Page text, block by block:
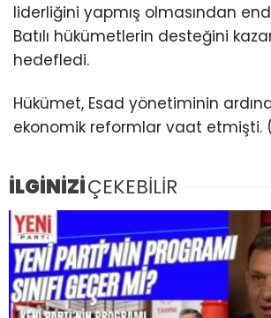
liderliğini yapmış olmasından
Batılı hükümetlerin desteğini
hedefledi.
Hükümet, Esad yönetiminin
ekonomik reformlar vaat etmişti.
İLGİNİZİÇEKEBİLİR